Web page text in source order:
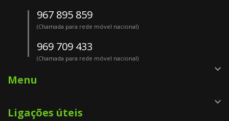
967 895 859
(Chamada para rede móvel nacional)
969 709 433
(Chamada para rede móvel nacional)
Menu

Ligações úteis
